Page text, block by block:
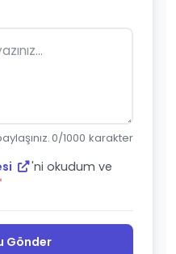
0/1000 karakter
'ni okudum ve
Gönder